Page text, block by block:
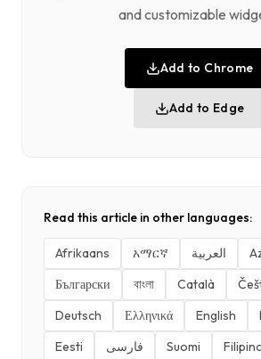
and customizable
Add to Chrome
Add to Edge
Read this article in other languages:
Afrikaans አማርኛ العربية
Български
বাংলা Català
Deutsch
Ελληνικά English
Eesti
فارسی Suomi